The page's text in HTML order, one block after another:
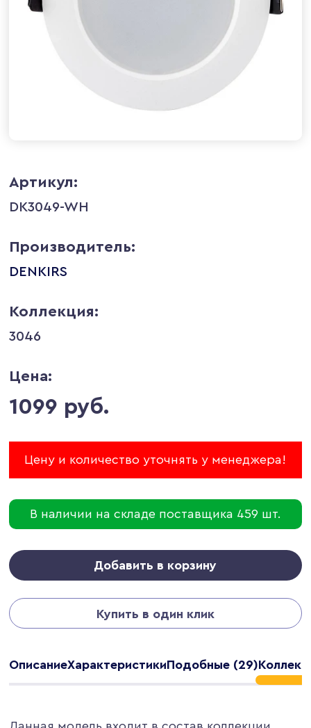
Артикул:
DK3049-WH
Производитель:
DENKIRS
Коллекция:
3046
Цена:
1099 руб.
Цену и количество уточнять у менеджера!
В наличии на складе поставщика 459 шт.
Добавить в корзину
Купить в один клик
ОписаниеХарактеристикиПодобные (29)